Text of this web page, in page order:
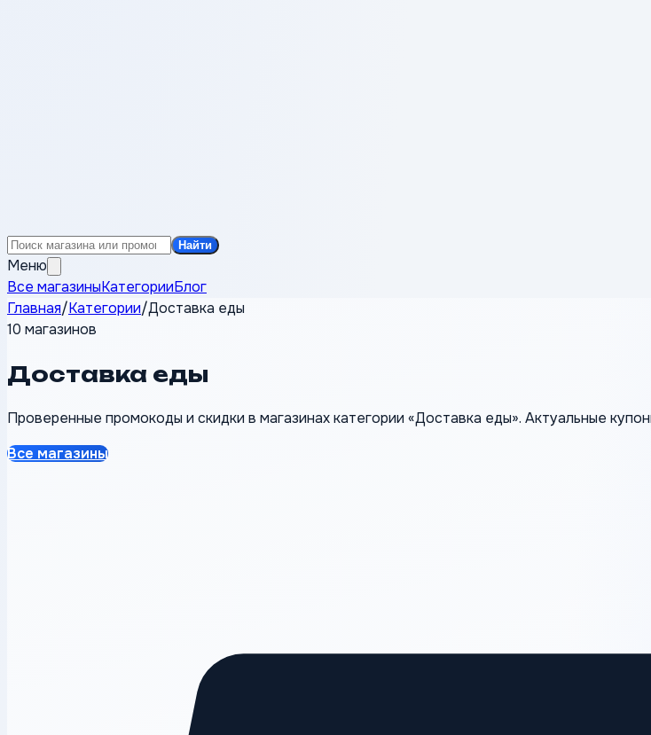
Найти
Меню
Все магазиныКатегорииБлог
Главная/Категории/Доставка еды
10 магазинов
Доставка еды
Проверенные промокоды и скидки в магазинах категории «Доставка еды». Актуальные
Все магазины